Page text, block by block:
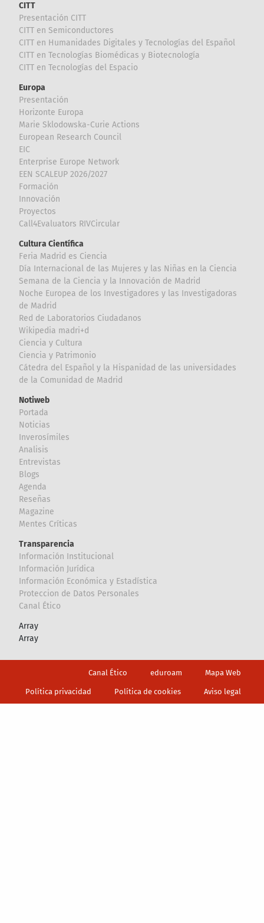
CITT
Presentación CITT
CITT en Semiconductores
CITT en Humanidades Digitales y Tecnologías del Español
CITT en Tecnologías Biomédicas y Biotecnología
CITT en Tecnologías del Espacio
Europa
Presentación
Horizonte Europa
Marie Sklodowska-Curie Actions
European Research Council
EIC
Enterprise Europe Network
EEN SCALEUP 2026/2027
Formación
Innovación
Proyectos
Call4Evaluators RIVCircular
Cultura Científica
Feria Madrid es Ciencia
Día Internacional de las Mujeres y las Niñas en la Ciencia
Semana de la Ciencia y la Innovación de Madrid
Noche Europea de los Investigadores y las Investigadoras
de Madrid
Red de Laboratorios Ciudadanos
Wikipedia madri+d
Ciencia y Cultura
Ciencia y Patrimonio
Cátedra del Español y la Hispanidad de las universidades
de la Comunidad de Madrid
Notiweb
Portada
Noticias
Inverosímiles
Analisis
Entrevistas
Blogs
Agenda
Reseñas
Magazine
Mentes Críticas
Transparencia
Información Institucional
Información Jurídica
Información Económica y Estadística
Proteccion de Datos Personales
Canal Ético
Array
Array
Canal Ético eduroam Mapa Web
Política privacidad Política de cookies Aviso legal